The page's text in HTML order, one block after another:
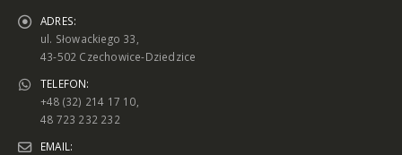
ADRES:
ul. Słowackiego 33,
43-502 Czechowice-Dziedzice
TELEFON:
+48 (32) 214 17 10,
48 723 232 232
EMAIL: